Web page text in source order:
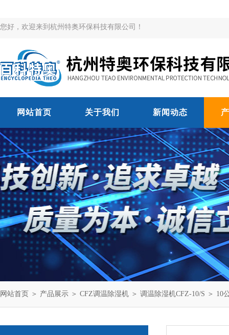
您好，欢迎来到杭州特奥环保科技有限公司！
网站首页 关于我们 新闻动态
网站首页 ＞ 产品展示 ＞ CFZ调温除湿机 ＞ 调温除湿机CFZ-10/S ＞ 10